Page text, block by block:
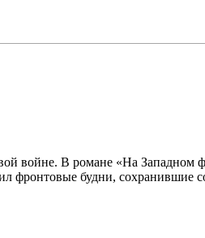
войне. В романе «На Западном
фронтовые будни,